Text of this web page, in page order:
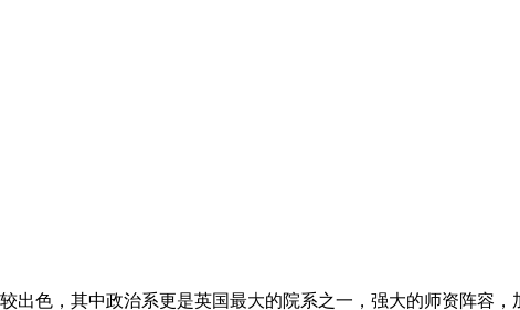
出色，其中政治系更是英国最大的院系之一，强大的师资阵容